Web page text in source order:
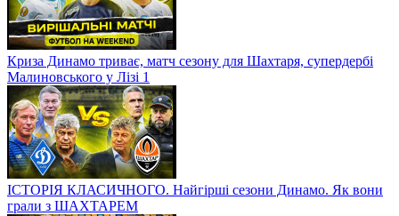
Криза Динамо триває, матч сезону для Шахтаря, супердербі
Малиновського у Лізі 1
ІСТОРІЯ КЛАСИЧНОГО. Найгірші сезони Динамо. Як вони
грали з ШАХТАРЕМ